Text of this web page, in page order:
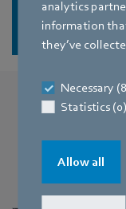
analytics
information
they’ve
Necessary
Statistics (0)
Allow all
Job finden